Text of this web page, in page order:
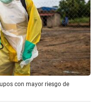
con mayor riesgo de